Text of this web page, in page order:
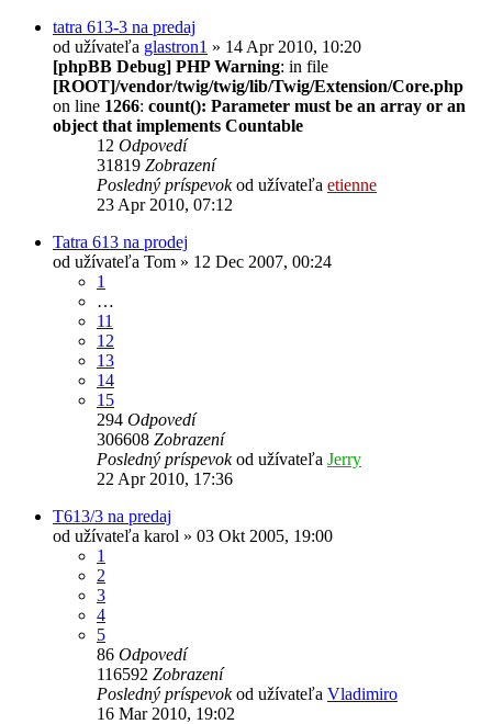
tatra 613-3 na predaj
od užívateľa glastron1 » 14 Apr 2010, 10:20
[phpBB Debug] PHP Warning: in file
[ROOT]/vendor/twig/twig/lib/Twig/Extension/Core.php
on line 1266: count(): Parameter must be an array or an
object that implements Countable
12 Odpovedí
31819 Zobrazení
Posledný príspevokod užívateľa etienne
23 Apr 2010, 07:12
Tatra 613 na prodej
od užívateľa Tom » 12 Dec 2007, 00:24
1
…
11
12
13
14
15
294 Odpovedí
306608 Zobrazení
Posledný príspevokod užívateľa Jerry
22 Apr 2010, 17:36
T613/3 na predaj
od užívateľa karol » 03 Okt 2005, 19:00
1
2
3
4
5
86 Odpovedí
116592 Zobrazení
Posledný príspevokod užívateľa Vladimiro
16 Mar 2010, 19:02